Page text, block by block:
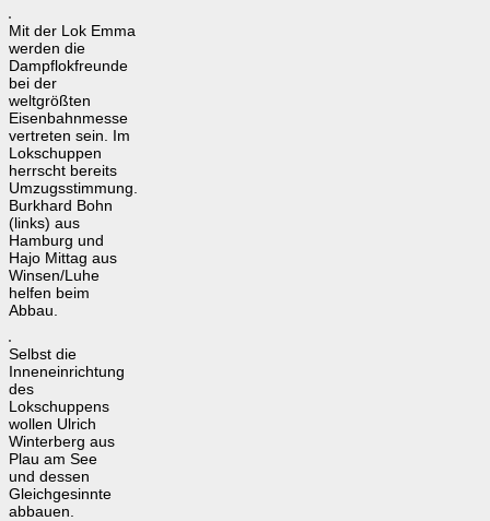
Mit der Lok Emma
werden die
Dampflokfreunde
bei der
weltgrößten
Eisenbahnmesse
vertreten sein. Im
Lokschuppen
herrscht bereits
Umzugsstimmung.
Burkhard Bohn
(links) aus
Hamburg und
Hajo Mittag aus
Winsen/Luhe
helfen beim
Abbau.
Selbst die
Inneneinrichtung
des
Lokschuppens
wollen Ulrich
Winterberg aus
Plau am See
und dessen
Gleichgesinnte
abbauen.